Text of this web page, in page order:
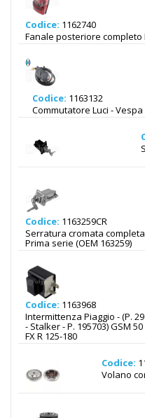
Codice: 1162740
Fanale posteriore completo
Codice: 1163132
Commutatore Luci - Vespa
Codice: 1163259CR
Serratura cromata completa
Prima serie (OEM 163259)
Codice: 1163968
Intermittenza Piaggio - (P.
- Stalker - P. 195703) GSM
FX R 125-180
Codice:
Volano